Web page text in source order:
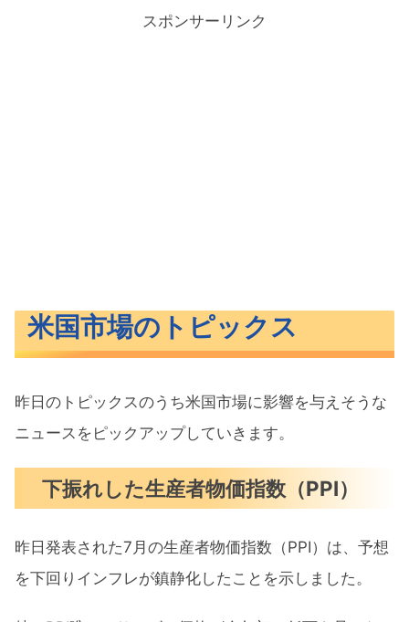
スポンサーリンク
米国市場のトピックス
昨日のトピックスのうち米国市場に影響を与えそうな
ニュースをピックアップしていきます。
下振れした生産者物価指数（PPI）
昨日発表された7月の生産者物価指数（PPI）は、予想
を下回りインフレが鎮静化したことを示しました。